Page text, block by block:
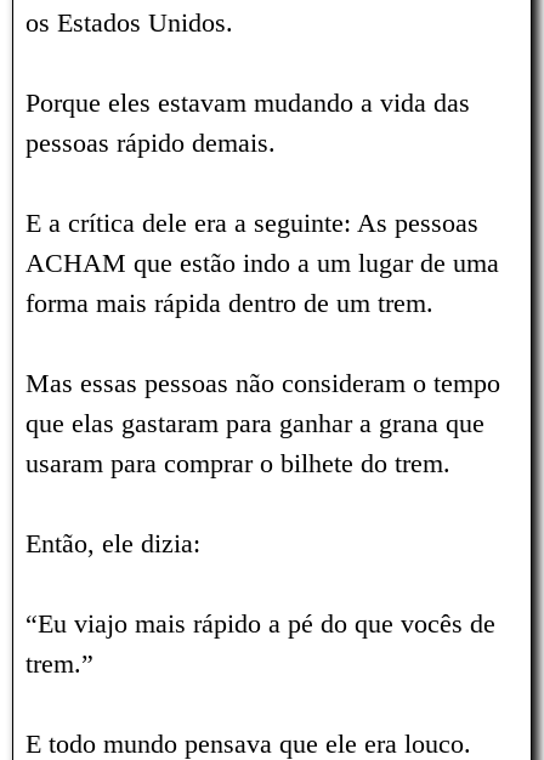
os Estados Unidos.
Porque eles estavam mudando a vida das
pessoas rápido demais.
E a crítica dele era a seguinte: As pessoas
ACHAM que estão indo a um lugar de uma
forma mais rápida dentro de um trem.
Mas essas pessoas não consideram o tempo
que elas gastaram para ganhar a grana que
usaram para comprar o bilhete do trem.
Então, ele dizia:
“Eu viajo mais rápido a pé do que vocês de
trem.”
E todo mundo pensava que ele era louco.